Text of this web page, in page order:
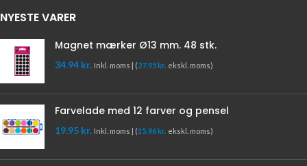
NYESTE VARER
Magnet mærker Ø13 mm. 48 stk.
34.94 kr. Inkl. moms | (27.95 kr. ekskl. moms)
Farvelade med 12 farver og pensel
19.95 kr. Inkl. moms | (15.96 kr. ekskl. moms)